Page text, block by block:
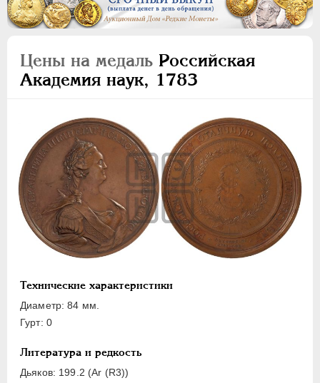
Цены на медаль Российская
Академия наук, 1783
Технические характеристики
Диаметр: 84 мм.
Гурт: 0
Литература и редкость
Дьяков: 199.2 (Ar (R3))
ВСЕ
ПEТР I 1699-1725
ПЕТР II 1727-1729
АННА ИОАННОВНА 1730-1740
ЕЛИЗАВЕТА 1741-1762
ПЕТР III
1762-1762
ЕКАТЕРИНА II 1762-1796
Латинская надпись
B C D E F G H
L M N O R S
T
Русская надпись
А Б
Л
М Н О П
Х
Я